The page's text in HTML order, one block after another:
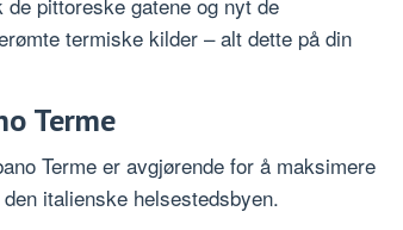
termiske kilder – alt dette på din
Terme
Terme er avgjørende for å maksimere
italienske helsestedsbyen.